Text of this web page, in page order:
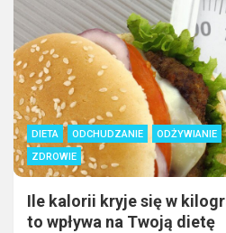
DIETA ODCHUDZANIE ODŻYWIANIE
ZDROWIE
Ile kalorii kryje się w
to wpływa na Twoją dietę